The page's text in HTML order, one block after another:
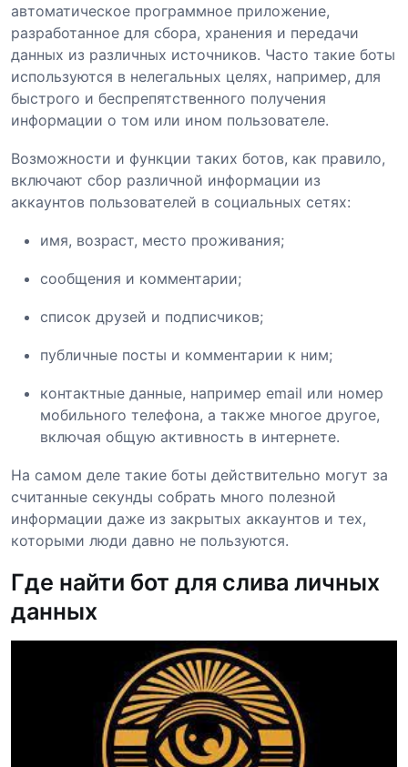
автоматическое программное приложение,
разработанное для сбора, хранения и передачи
данных из различных источников. Часто такие боты
используются в нелегальных целях, например, для
быстрого и беспрепятственного получения
информации о том или ином пользователе.
Возможности и функции таких ботов, как правило,
включают сбор различной информации из
аккаунтов пользователей в социальных сетях:
имя, возраст, место проживания;
сообщения и комментарии;
список друзей и подписчиков;
публичные посты и комментарии к ним;
контактные данные, например email или номер
мобильного телефона, а также многое другое,
включая общую активность в интернете.
На самом деле такие боты действительно могут за
считанные секунды собрать много полезной
информации даже из закрытых аккаунтов и тех,
которыми люди давно не пользуются.
Где найти бот для слива личных
данных